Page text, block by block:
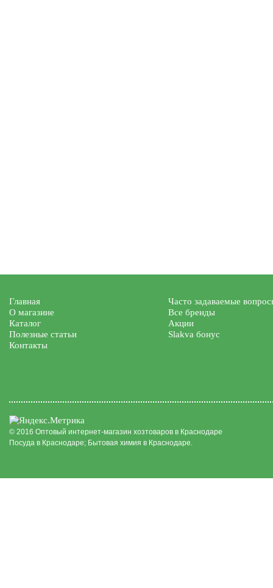
Главная
О магазине
Каталог
Полезные статьи
Контакты
Часто задаваемые
Все бренды
Акции
Slakva бонус
© 2016 Оптовый интернет-магазин хозтоваров в Краснодаре
Посуда в Краснодаре; Бытовая химия в Краснодаре.